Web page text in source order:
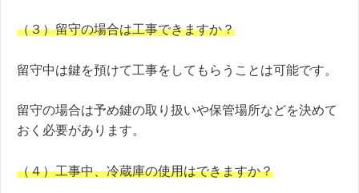
（３）留守の場合は工事できますか？
留守中は鍵を預けて工事をしてもらうことは可能です。
留守の場合は予め鍵の取り扱いや保管場所などを決めて
おく必要があります。
（４）工事中、冷蔵庫の使用はできますか？